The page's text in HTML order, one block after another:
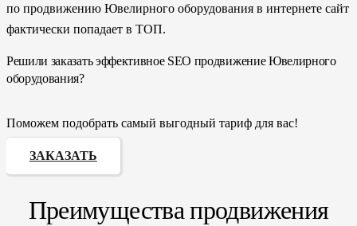
по продвижению Ювелирного оборудования в интернете сайт
фактически попадает в ТОП.
Решили заказать эффективное SEO продвижение Ювелирного
оборудования?
Поможем подобрать самый выгодный тариф для вас!
ЗАКАЗАТЬ
Преимущества продвижения